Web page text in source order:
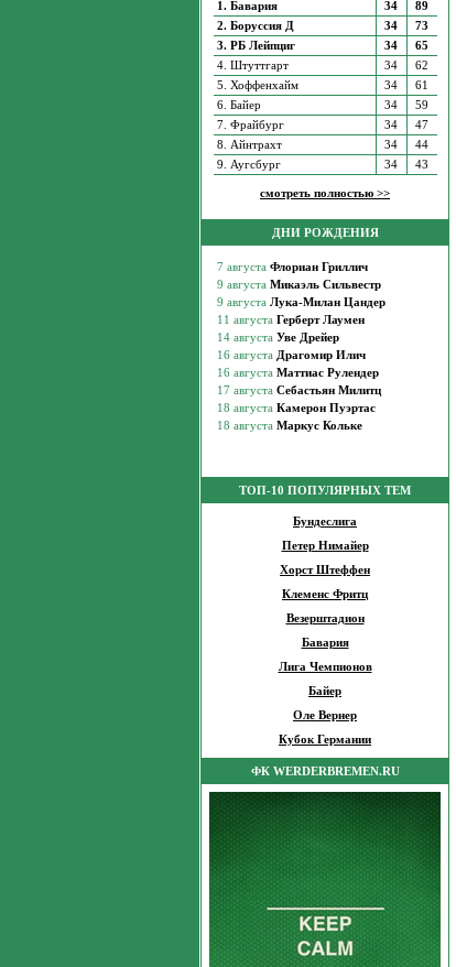
1. Бавария 34
89
2. Боруссия Д
34
73
3. РБ Лейпциг
34
65
4. Штуттгарт
34
62
5. Хоффенхайм
34
61
6. Байер
34
59
7. Фрайбург
34
47
8. Айнтрахт
34
44
9. Аугсбург
34 43
смотреть полностью >>
ДНИ РОЖДЕНИЯ
ТОП-10 ПОПУЛЯРНЫХ ТЕМ
Бундеслига
Петер Нимайер
Хорст Штеффен
Клеменс Фритц
Везерштадион
Бавария
Лига Чемпионов
Байер
Оле Вернер
Кубок Германии
ФК WERDERBREMEN.RU